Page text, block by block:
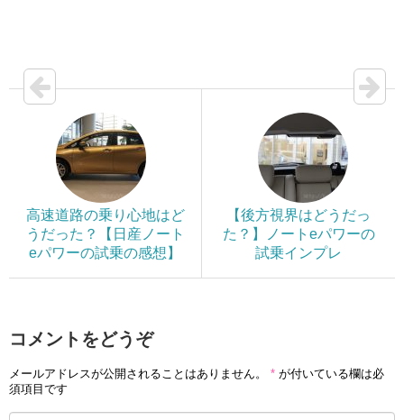
高速道路の乗り心地はど
うだった？【日産ノート
eパワーの試乗の感想】
【後方視界はどうだっ
た？】ノートeパワーの
試乗インプレ
コメントをどうぞ
メールアドレスが公開されることはありません。 * が付いている欄は必
須項目です